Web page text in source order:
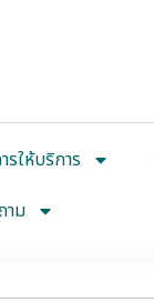
รให้บริการ
าม